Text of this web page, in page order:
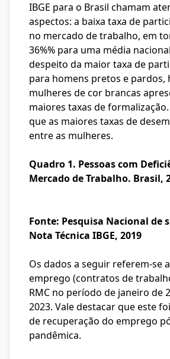
IBGE para o Brasil chamam
aspectos: a baixa taxa de
no mercado de trabalho, em
36%% para uma média
despeito da maior taxa de
para homens pretos e pardos,
mulheres de cor brancas
maiores taxas de
que as maiores taxas de
entre as mulheres.
Quadro 1. Pessoas com
Mercado de Trabalho. Brasil,
Fonte: Pesquisa Nacional de
Nota Técnica IBGE, 2019
Os dados a seguir referem-se
emprego (contratos de
RMC no período de janeiro de
2023. Vale destacar que este
de recuperação do emprego
pandêmica.